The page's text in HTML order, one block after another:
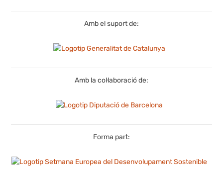
Amb el suport de:
Amb la col·laboració de:
Forma part: